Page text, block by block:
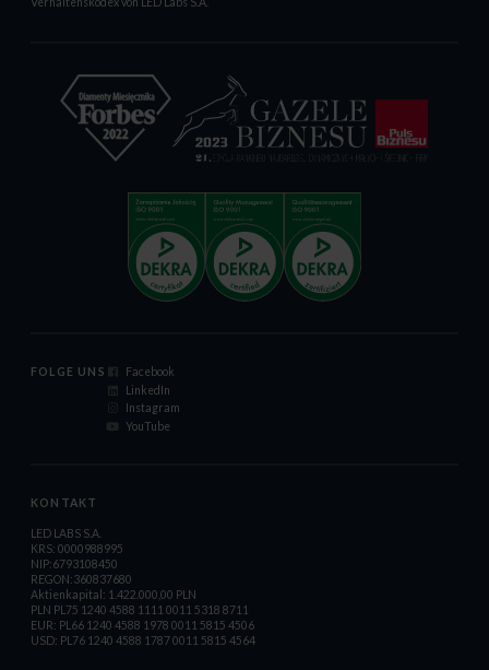
FOLGE UNS
Facebook
LinkedIn
Instagram
YouTube
KONTAKT
LED LABS S.A.
KRS: 0000988995
NIP:6793108450
REGON:360837680
Aktienkapital: 1.422.000,00 PLN
PLN PL75 1240 4588 1111 0011 5318 8711
EUR: PL66 1240 4588 1978 0011 5815 4506
USD: PL76 1240 4588 1787 0011 5815 4564